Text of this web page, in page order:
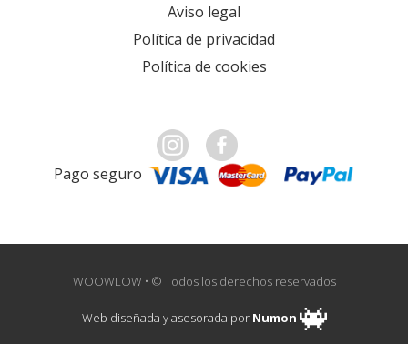
Aviso legal
Política de privacidad
Política de cookies
Pago seguro
WOOWLOW • © Todos los derechos reservados
Web diseñada y asesorada por Numon